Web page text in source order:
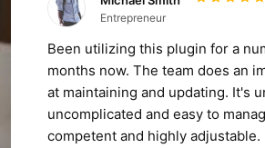
Entrepreneur
Been utilizing this plugin for a
months now. The team does an
at maintaining and updating. It's
uncomplicated and easy to
competent and highly adjustable.